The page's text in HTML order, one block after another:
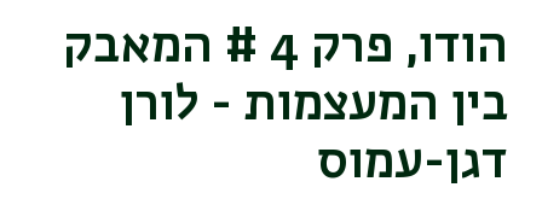
הודו, פרק 4 # המאבק
בין המעצמות - לורן
דגן-עמוס